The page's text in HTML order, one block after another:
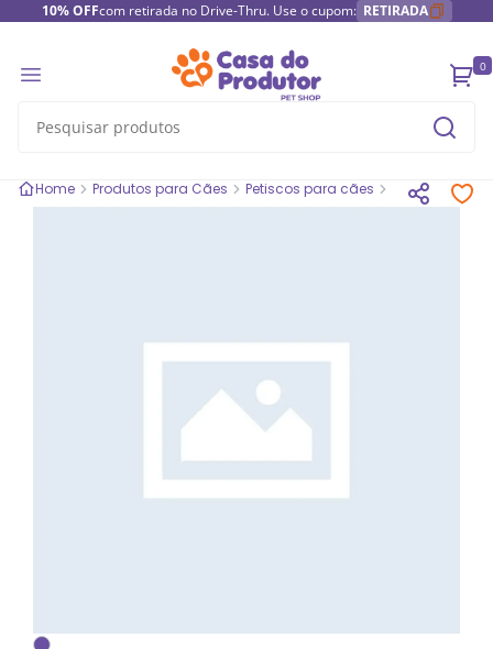
10% OFFcom retirada no Drive-Thru. Use o cupom: RETIRADA
0
Home Produtos para Cães Petiscos para cães Bifinhos e